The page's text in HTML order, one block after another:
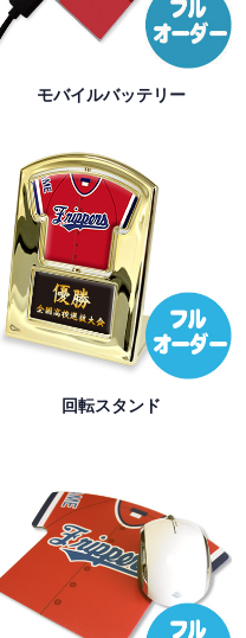
モバイルバッテリー
回転スタンド